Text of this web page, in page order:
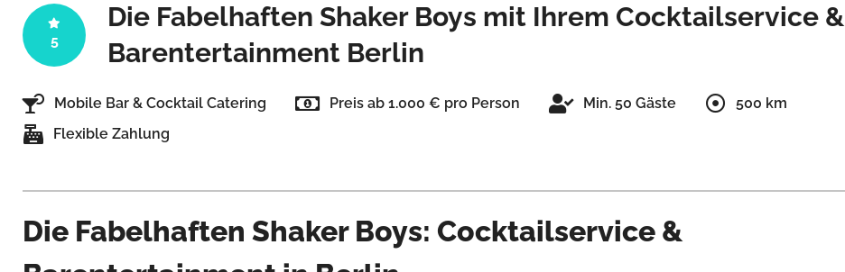
5
Die Fabelhaften Shaker Boys mit Ihrem Cocktailservice &
Barentertainment Berlin
Mobile Bar & Cocktail Catering Preis ab 1.000 € pro Person Min. 50 Gäste
500 km
Flexible Zahlung
Die Fabelhaften Shaker Boys: Cocktailservice &